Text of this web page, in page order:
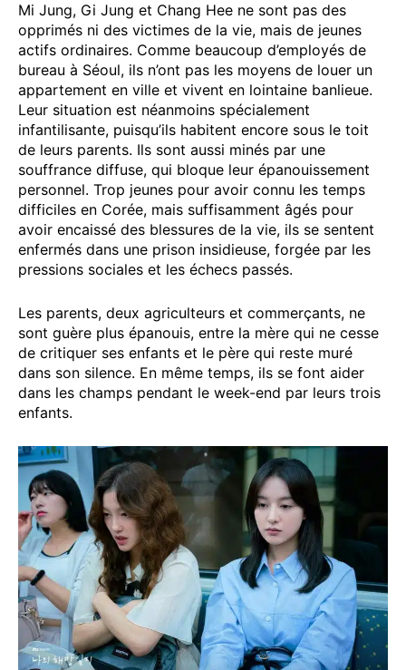
Mi Jung, Gi Jung et Chang Hee ne sont pas des
opprimés ni des victimes de la vie, mais de jeunes
actifs ordinaires. Comme beaucoup d’employés de
bureau à Séoul, ils n’ont pas les moyens de louer un
appartement en ville et vivent en lointaine banlieue.
Leur situation est néanmoins spécialement
infantilisante, puisqu’ils habitent encore sous le toit
de leurs parents. Ils sont aussi minés par une
souffrance diffuse, qui bloque leur épanouissement
personnel. Trop jeunes pour avoir connu les temps
difficiles en Corée, mais suffisamment âgés pour
avoir encaissé des blessures de la vie, ils se sentent
enfermés dans une prison insidieuse, forgée par les
pressions sociales et les échecs passés.
Les parents, deux agriculteurs et commerçants, ne
sont guère plus épanouis, entre la mère qui ne cesse
de critiquer ses enfants et le père qui reste muré
dans son silence. En même temps, ils se font aider
dans les champs pendant le week-end par leurs trois
enfants.